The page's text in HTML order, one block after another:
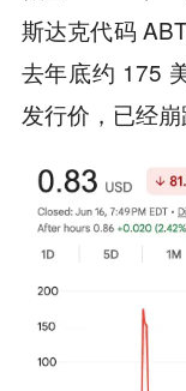
斯达克代码
去年底约 175
发行价，已经崩